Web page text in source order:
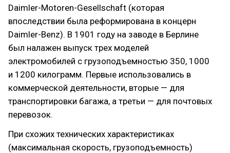
Daimler-Motoren-Gesellschaft (которая
впоследствии была реформирована в концерн
Daimler-Benz). В 1901 году на заводе в Берлине
был налажен выпуск трех моделей
электромобилей с грузоподъемностью 350, 1000
и 1200 килограмм. Первые использовались в
коммерческой деятельности, вторые — для
транспортировки багажа, а третьи — для почтовых
перевозок.
При схожих технических характеристиках
(максимальная скорость, грузоподъемность)